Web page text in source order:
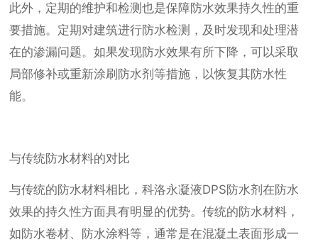
此外，定期的维护和检测也是保障防水效果持久性的重
要措施。定期对建筑进行防水检测，及时发现和处理潜
在的渗漏问题。如果发现防水效果有所下降，可以采取
局部修补或重新涂刷防水剂等措施，以恢复其防水性
能。
与传统防水材料的对比
与传统的防水材料相比，科洛永凝液DPS防水剂在防水
效果的持久性方面具有明显的优势。传统的防水材料，
如防水卷材、防水涂料等，通常是在混凝土表面形成一